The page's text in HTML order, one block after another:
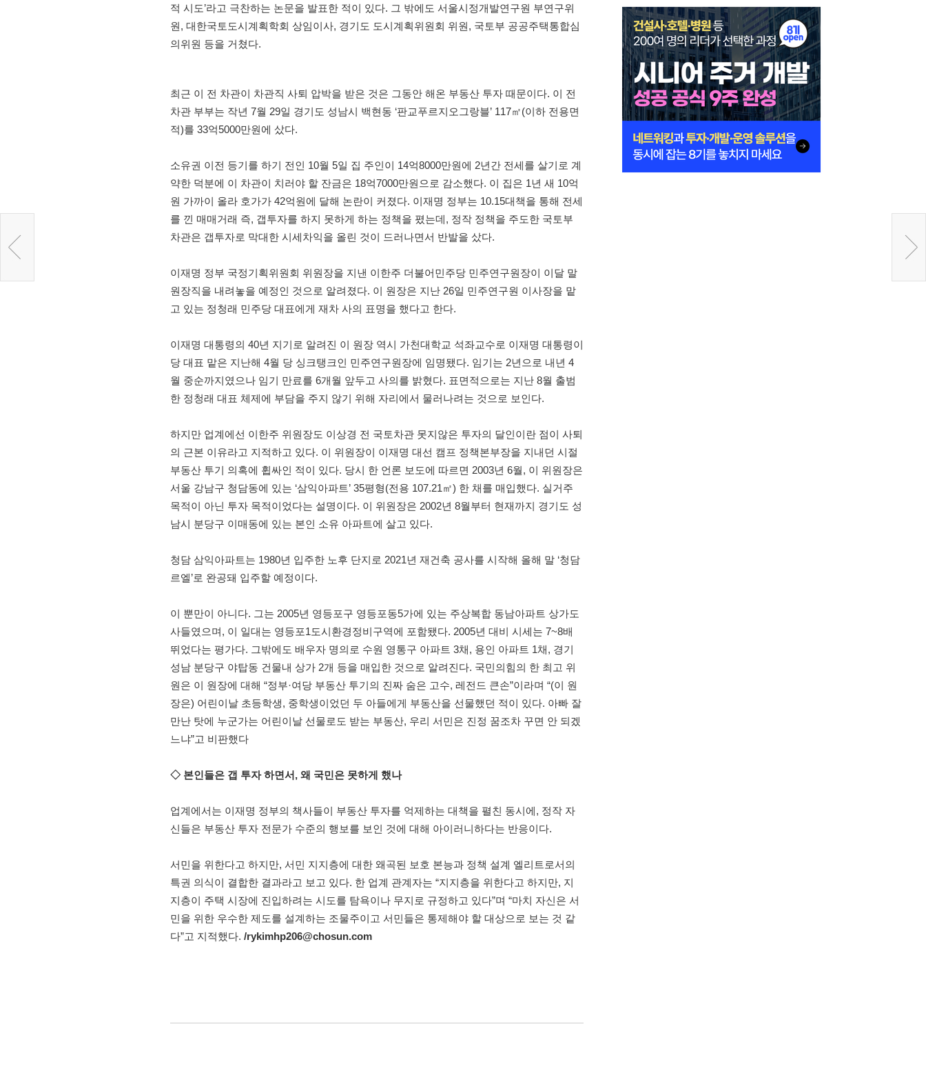
적 시도’라고 극찬하는 논문을 발표한 적이 있다. 그 밖에도 서울시정개발연구원 부연구위
원, 대한국토도시계획학회 상임이사, 경기도 도시계획위원회 위원, 국토부 공공주택통합심
의위원 등을 거쳤다.
최근 이 전 차관이 차관직 사퇴 압박을 받은 것은 그동안 해온 부동산 투자 때문이다. 이 전
차관 부부는 작년 7월 29일 경기도 성남시 백현동 ‘판교푸르지오그랑블’ 117㎡(이하 전용면
적)를 33억5000만원에 샀다.
소유권 이전 등기를 하기 전인 10월 5일 집 주인이 14억8000만원에 2년간 전세를 살기로 계
약한 덕분에 이 차관이 치러야 할 잔금은 18억7000만원으로 감소했다. 이 집은 1년 새 10억
원 가까이 올라 호가가 42억원에 달해 논란이 커졌다. 이재명 정부는 10.15대책을 통해 전세
를 낀 매매거래 즉, 갭투자를 하지 못하게 하는 정책을 폈는데, 정작 정책을 주도한 국토부
차관은 갭투자로 막대한 시세차익을 올린 것이 드러나면서 반발을 샀다.
이재명 정부 국정기획위원회 위원장을 지낸 이한주 더불어민주당 민주연구원장이 이달 말
원장직을 내려놓을 예정인 것으로 알려졌다. 이 원장은 지난 26일 민주연구원 이사장을 맡
고 있는 정청래 민주당 대표에게 재차 사의 표명을 했다고 한다.
이재명 대통령의 40년 지기로 알려진 이 원장 역시 가천대학교 석좌교수로 이재명 대통령이
당 대표 맡은 지난해 4월 당 싱크탱크인 민주연구원장에 임명됐다. 임기는 2년으로 내년 4
월 중순까지였으나 임기 만료를 6개월 앞두고 사의를 밝혔다. 표면적으로는 지난 8월 출범
한 정청래 대표 체제에 부담을 주지 않기 위해 자리에서 물러나려는 것으로 보인다.
하지만 업계에선 이한주 위원장도 이상경 전 국토차관 못지않은 투자의 달인이란 점이 사퇴
의 근본 이유라고 지적하고 있다. 이 위원장이 이재명 대선 캠프 정책본부장을 지내던 시절
부동산 투기 의혹에 휩싸인 적이 있다. 당시 한 언론 보도에 따르면 2003년 6월, 이 위원장은
서울 강남구 청담동에 있는 ‘삼익아파트’ 35평형(전용 107.21㎡) 한 채를 매입했다. 실거주
목적이 아닌 투자 목적이었다는 설명이다. 이 위원장은 2002년 8월부터 현재까지 경기도 성
남시 분당구 이매동에 있는 본인 소유 아파트에 살고 있다.
청담 삼익아파트는 1980년 입주한 노후 단지로 2021년 재건축 공사를 시작해 올해 말 ‘청담
르엘’로 완공돼 입주할 예정이다.
이 뿐만이 아니다. 그는 2005년 영등포구 영등포동5가에 있는 주상복합 동남아파트 상가도
사들였으며, 이 일대는 영등포1도시환경정비구역에 포함됐다. 2005년 대비 시세는 7~8배
뛰었다는 평가다. 그밖에도 배우자 명의로 수원 영통구 아파트 3채, 용인 아파트 1채, 경기
성남 분당구 야탑동 건물내 상가 2개 등을 매입한 것으로 알려진다. 국민의힘의 한 최고 위
원은 이 원장에 대해 “정부·여당 부동산 투기의 진짜 숨은 고수, 레전드 큰손”이라며 “(이 원
장은) 어린이날 초등학생, 중학생이었던 두 아들에게 부동산을 선물했던 적이 있다. 아빠 잘
만난 탓에 누군가는 어린이날 선물로도 받는 부동산, 우리 서민은 진정 꿈조차 꾸면 안 되겠
느냐”고 비판했다
◇ 본인들은 갭 투자 하면서, 왜 국민은 못하게 했나
업계에서는 이재명 정부의 책사들이 부동산 투자를 억제하는 대책을 펼친 동시에, 정작 자
신들은 부동산 투자 전문가 수준의 행보를 보인 것에 대해 아이러니하다는 반응이다.
서민을 위한다고 하지만, 서민 지지층에 대한 왜곡된 보호 본능과 정책 설계 엘리트로서의
특권 의식이 결합한 결과라고 보고 있다. 한 업계 관계자는 “지지층을 위한다고 하지만, 지
지층이 주택 시장에 진입하려는 시도를 탐욕이나 무지로 규정하고 있다”며 “마치 자신은 서
민을 위한 우수한 제도를 설계하는 조물주이고 서민들은 통제해야 할 대상으로 보는 것 같
다”고 지적했다. /rykimhp206@chosun.com